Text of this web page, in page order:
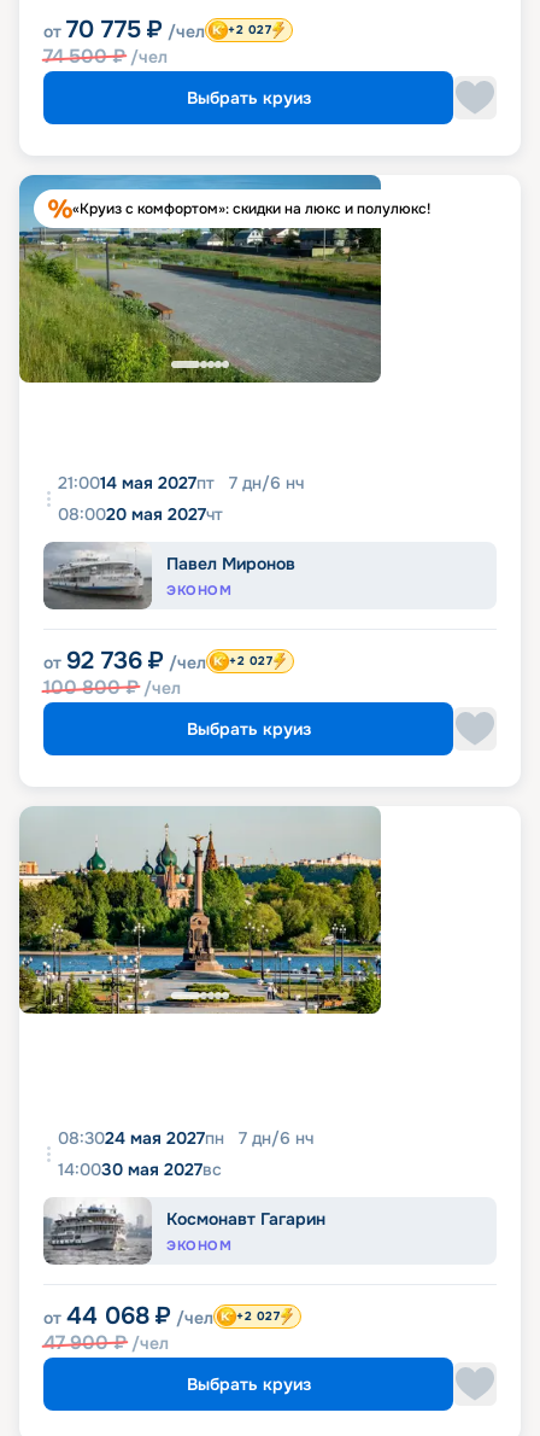
от 70 775 ₽ /чел
74 500₽ /чел
+2 027
Выбрать круиз
«Круиз с комфортом»: скидки на люкс и полулюкс!
21:0014 мая 2027пт 7 дн/6 нч
08:0020 мая 2027чт
Павел Миронов
ЭКОНОМ
от 92 736 ₽ /чел
100 800₽ /чел
+2 027
Выбрать круиз
08:3024 мая 2027пн 7 дн/6 нч
14:0030 мая 2027вс
Космонавт Гагарин
ЭКОНОМ
от 44 068 ₽ /чел
47 900₽ /чел
+2 027
Выбрать круиз